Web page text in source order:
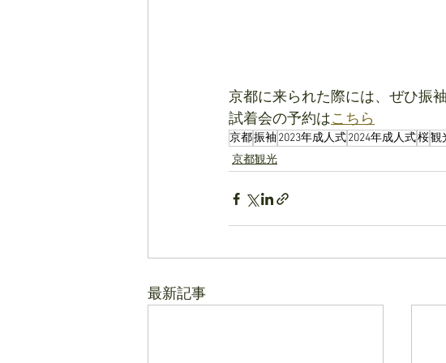
京都に来られた際には、ぜひ振
試着会の予約はこちら
京都振袖 2023年成人式2024年成人式桜観
京都観光
最新記事